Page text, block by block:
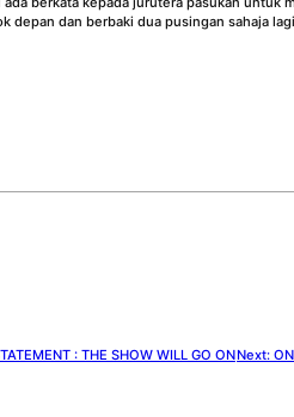
dan berbaki dua pusingan sahaja
: THE SHOW WILL GO ONNext: